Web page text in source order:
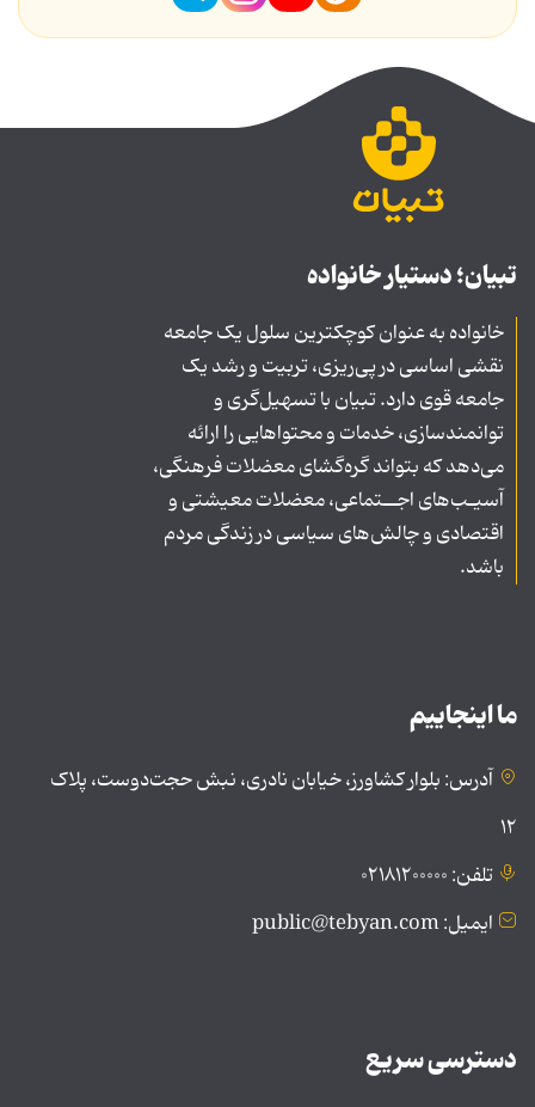
تبیان؛ دستیار خانواده
خانواده به عنوان کوچکترین سلول یک جامعه
نقشی اساسی در پی‌ریزی، تربیت و رشد یک
جامعه قوی دارد. تبیان با تسهیل‌گری و
توانمندسازی، خدمات و محتواهایی را ارائه
می‌دهد که بتواند گره‌گشای معضلات فرهنگی،
آسیـب‌های اجــتماعی، معضلات معیشتی و
اقتصادی و چالش‌های سیاسی در زندگی مردم
باشد.
ما اینجاییم
آدرس: بلوار کشاورز، خیابان نادری، نبش حجت‌دوست، پلاک
۱۲
تلفن: ۰۲۱۸۱۲۰۰۰۰۰
ایمیل: public@tebyan.com
دسترسی سریع